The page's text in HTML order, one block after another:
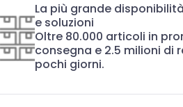
La più grande
e soluzioni
Oltre 80.000 articoli in
consegna e 2.5 milioni di
pochi giorni.